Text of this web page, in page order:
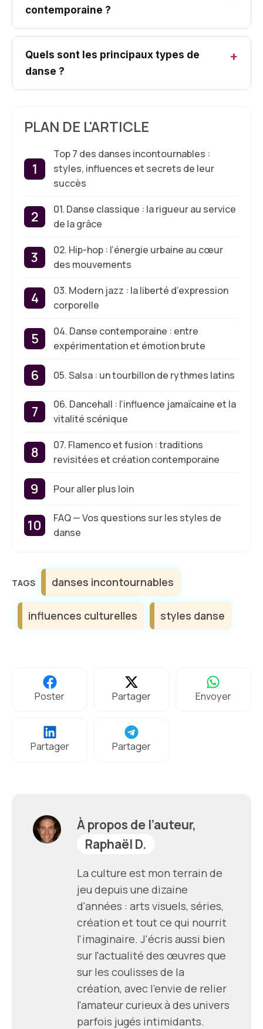
contemporaine ?
Quels sont les principaux types de
danse ?
PLAN DE L'ARTICLE
Top 7 des danses incontournables :
styles, influences et secrets de leur
succès
01. Danse classique : la rigueur au service
de la grâce
02. Hip-hop : l’énergie urbaine au cœur
des mouvements
03. Modern jazz : la liberté d’expression
corporelle
04. Danse contemporaine : entre
expérimentation et émotion brute
05. Salsa : un tourbillon de rythmes latins
06. Dancehall : l’influence jamaïcaine et la
vitalité scénique
07. Flamenco et fusion : traditions
revisitées et création contemporaine
Pour aller plus loin
FAQ — Vos questions sur les styles de
danse
Étiquettes
danses incontournables
influences culturelles styles danse
Poster Partager Envoyer
Partager Partager
À propos de l’auteur,
Raphaël D.
La culture est mon terrain de
jeu depuis une dizaine
d'années : arts visuels, séries,
création et tout ce qui nourrit
l'imaginaire. J'écris aussi bien
sur l'actualité des œuvres que
sur les coulisses de la
création, avec l'envie de relier
l'amateur curieux à des univers
parfois jugés intimidants.